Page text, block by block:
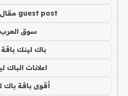
guest post مقال ضيف
سوق العرب
باك لينك باقة 20
اعلانات الباك
أقوى باقة باك